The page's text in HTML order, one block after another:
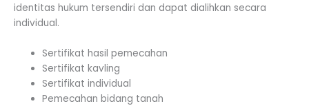
identitas hukum tersendiri dan dapat dialihkan secara
individual.
Sertifikat hasil pemecahan
Sertifikat kavling
Sertifikat individual
Pemecahan bidang tanah